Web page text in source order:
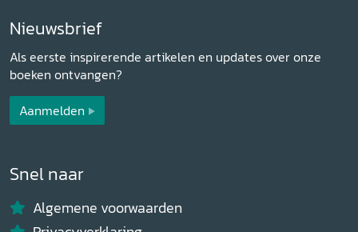
Nieuwsbrief
Als eerste inspirerende artikelen en updates over onze
boeken ontvangen?
Aanmelden
Snel naar
Algemene voorwaarden